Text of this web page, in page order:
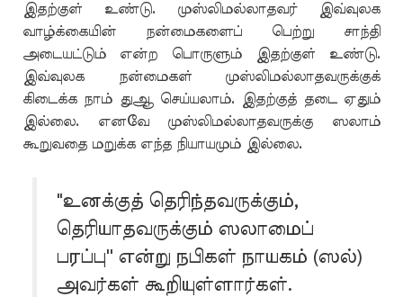
இதற்குள் உண்டு. முஸ்லிமல்லாதவர் இவ்வுலக
வாழ்க்கையின் நன்மைகளைப் பெற்று சாந்தி
அடையட்டும் என்ற பொருளும் இதற்குள் உண்டு.
இவ்வுலக நன்மைகள் முஸ்லிமல்லாதவருக்குக்
கிடைக்க நாம் துஆ செய்யலாம். இதற்குத் தடை ஏதும்
இல்லை. எனவே முஸ்லிமல்லாதவருக்கு ஸலாம்
கூறுவதை மறுக்க எந்த நியாயமும் இல்லை.
"உனக்குத் தெரிந்தவருக்கும்,
தெரியாதவருக்கும் ஸலாமைப்
பரப்பு'' என்று நபிகள் நாயகம் (ஸல்)
அவர்கள் கூறியுள்ளார்கள்.